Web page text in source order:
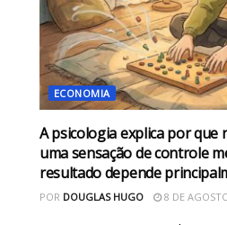
ECONOMIA
A psicologia explica por que
uma sensação de controle
resultado depende
POR DOUGLAS HUGO 8 DE